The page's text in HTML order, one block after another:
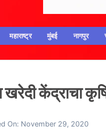
महाराष्ट्र मुंबई नागपुर
केंद्राचा
On: November 29, 2020